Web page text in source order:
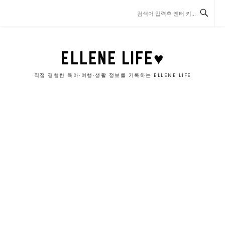
ELLENE LIFE♥
직접 경험한 육아·여행·생활 정보를 기록하는 ELLENE LIFE